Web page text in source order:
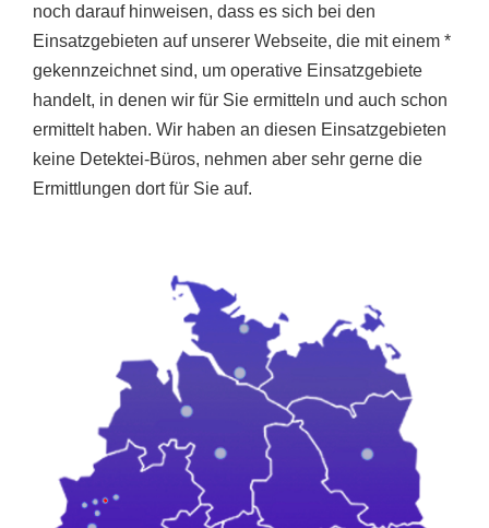
noch darauf hinweisen, dass es sich bei den
Einsatzgebieten auf unserer Webseite, die mit einem *
gekennzeichnet sind, um operative Einsatzgebiete
handelt, in denen wir für Sie ermitteln und auch schon
ermittelt haben. Wir haben an diesen Einsatzgebieten
keine Detektei-Büros, nehmen aber sehr gerne die
Ermittlungen dort für Sie auf.